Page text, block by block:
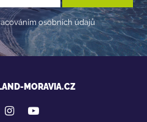
osobních údajů
MORAVIA.CZ